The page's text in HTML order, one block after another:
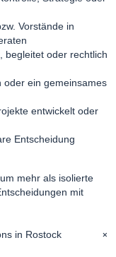
Vorstände in
begleitet oder rechtlich
oder ein gemeinsames
entwickelt oder
Entscheidung
mehr als isolierte
mit
in Rostock +